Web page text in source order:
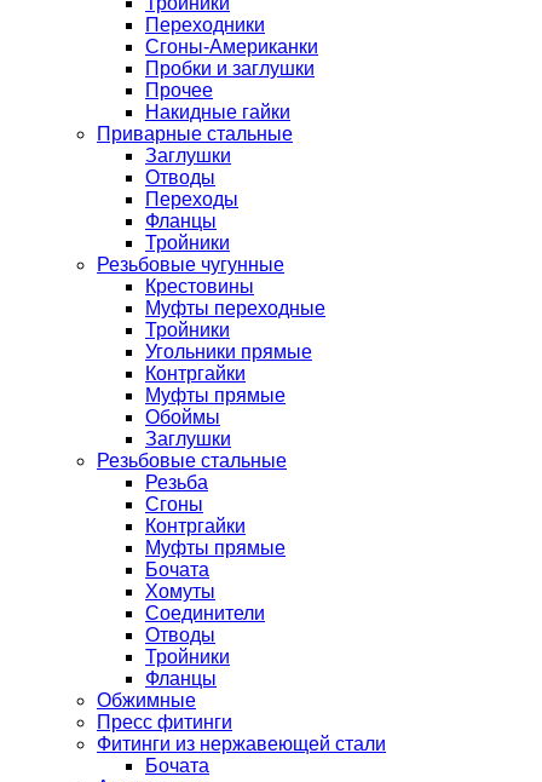
Переходники
Сгоны-Американки
Пробки и заглушки
Прочее
Накидные гайки
Приварные стальные
Заглушки
Отводы
Переходы
Фланцы
Тройники
Резьбовые чугунные
Крестовины
Муфты переходные
Тройники
Угольники прямые
Контргайки
Муфты прямые
Обоймы
Заглушки
Резьбовые стальные
Резьба
Сгоны
Контргайки
Муфты прямые
Бочата
Хомуты
Соединители
Отводы
Тройники
Фланцы
Обжимные
Пресс фитинги
Фитинги из нержавеющей стали
Бочата